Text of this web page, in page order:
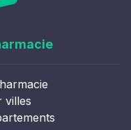
villes